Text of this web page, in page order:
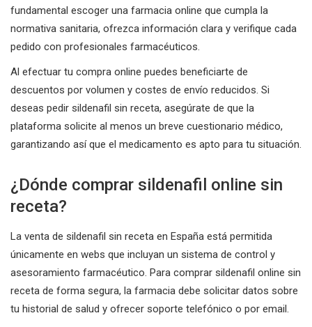
fundamental escoger una farmacia online que cumpla la
normativa sanitaria, ofrezca información clara y verifique cada
pedido con profesionales farmacéuticos.
Al efectuar tu compra online puedes beneficiarte de
descuentos por volumen y costes de envío reducidos. Si
deseas pedir sildenafil sin receta, asegúrate de que la
plataforma solicite al menos un breve cuestionario médico,
garantizando así que el medicamento es apto para tu situación.
¿Dónde comprar sildenafil online sin
receta?
La venta de sildenafil sin receta en España está permitida
únicamente en webs que incluyan un sistema de control y
asesoramiento farmacéutico. Para comprar sildenafil online sin
receta de forma segura, la farmacia debe solicitar datos sobre
tu historial de salud y ofrecer soporte telefónico o por email.